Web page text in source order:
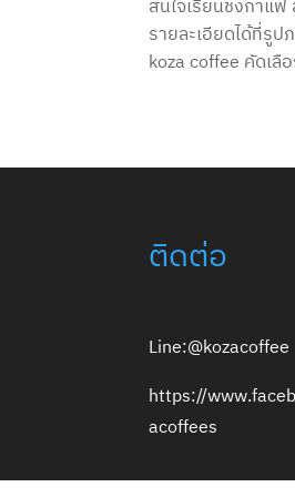
สนใจเรียนชงกาแ
รายละเอียดได้ที่รู
koza coffee คัดเลื
ติดต่อ
Line:@kozacoffee
https://
acoffees